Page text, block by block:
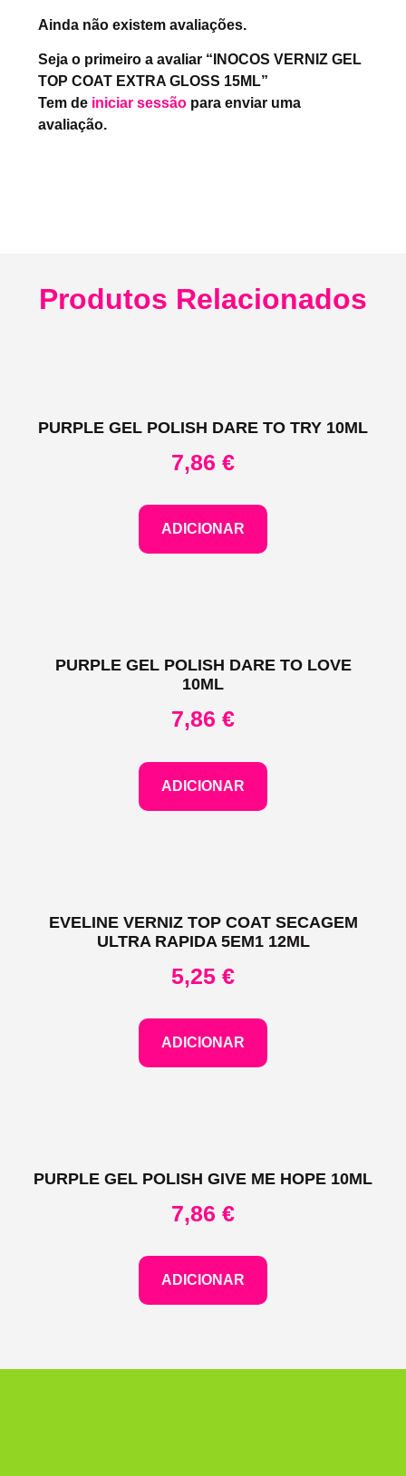
Ainda não existem avaliações.
Seja o primeiro a avaliar “INOCOS VERNIZ GEL
TOP COAT EXTRA GLOSS 15ML”
Tem de iniciar sessão para enviar uma
avaliação.
Produtos Relacionados
PURPLE GEL POLISH DARE TO TRY 10ML
7,86 €
ADICIONAR
PURPLE GEL POLISH DARE TO LOVE
10ML
7,86 €
ADICIONAR
EVELINE VERNIZ TOP COAT SECAGEM
ULTRA RAPIDA 5EM1 12ML
5,25 €
ADICIONAR
PURPLE GEL POLISH GIVE ME HOPE 10ML
7,86 €
ADICIONAR